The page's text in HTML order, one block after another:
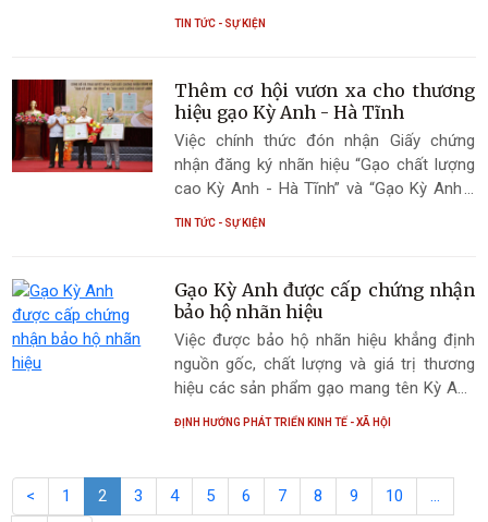
TIN TỨC - SỰ KIỆN
Thêm cơ hội vươn xa cho thương
hiệu gạo Kỳ Anh - Hà Tĩnh
Việc chính thức đón nhận Giấy chứng
nhận đăng ký nhãn hiệu “Gạo chất lượng
cao Kỳ Anh - Hà Tĩnh” và “Gạo Kỳ Anh -
nâng tầm giá trị nông sản hạt gạo quê
hương đến với người tiêu dùng.
TIN TỨC - SỰ KIỆN
Gạo Kỳ Anh được cấp chứng nhận
bảo hộ nhãn hiệu
Việc được bảo hộ nhãn hiệu khẳng định
nguồn gốc, chất lượng và giá trị thương
hiệu các sản phẩm gạo mang tên Kỳ Anh
ĐỊNH HƯỚNG PHÁT TRIỂN KINH TẾ - XÃ HỘI
< 1 2 3 4 5 6 7 8 9 10